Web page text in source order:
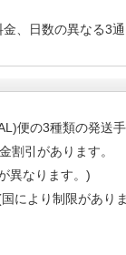
、日数の異なる3
便の3種類の発送
割引があります。
異なります。)
により制限があり